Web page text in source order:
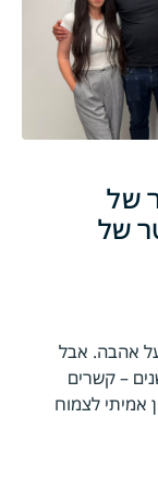
של
130,000 מטר של
אהבה. אבל
– קשרים
אמיתי לצמוח